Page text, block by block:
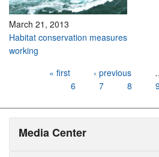
March 21, 2013
Habitat conservation measures
working
« first ‹ previous
6
7 8 9
Media Center